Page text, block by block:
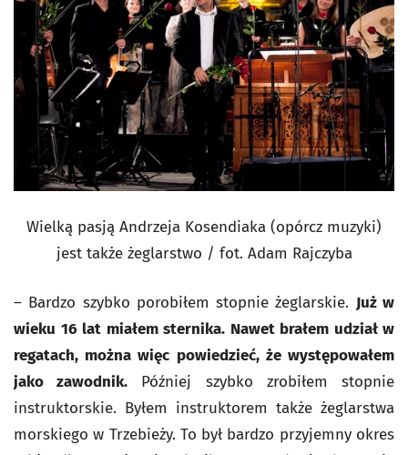
Wielką pasją Andrzeja Kosendiaka (opórcz muzyki)
jest także żeglarstwo / fot. Adam Rajczyba
– Bardzo szybko porobiłem stopnie żeglarskie. Już w
wieku 16 lat miałem sternika. Nawet brałem udział w
regatach, można więc powiedzieć, że występowałem
jako zawodnik. Później szybko zrobiłem stopnie
instruktorskie. Byłem instruktorem także żeglarstwa
morskiego w Trzebieży. To był bardzo przyjemny okres